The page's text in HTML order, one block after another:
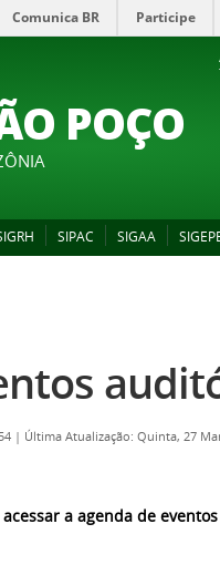
Comunica BR Participe
POÇO
SIPAC SIGAA
| Última Atualização: Quinta, 27
a agenda de